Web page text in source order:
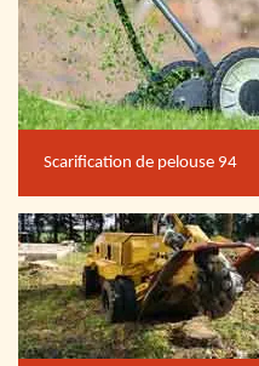
Scarification de pelouse 94